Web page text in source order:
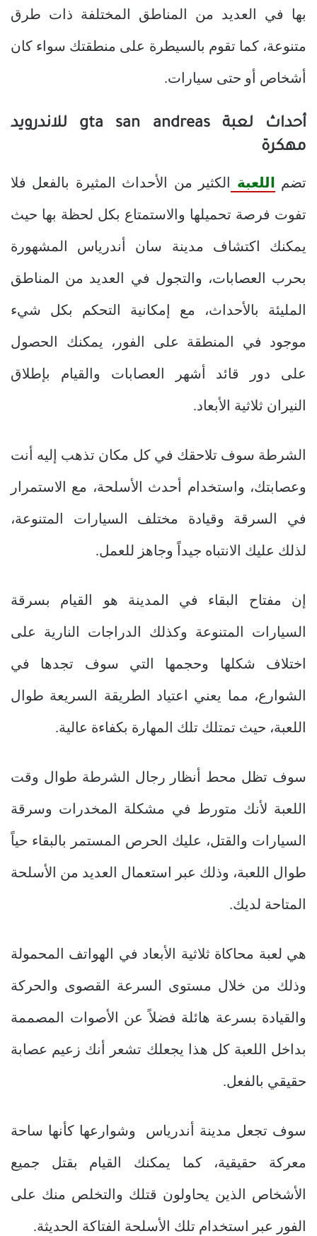
بها في العديد من المناطق المختلفة ذات طرق
متنوعة، كما تقوم بالسيطرة على منطقتك سواء كان
أشخاص أو حتى سيارات.
أحداث لعبة gta san andreas للاندرويد
مهكرة
تضم اللعبة الكثير من الأحداث المثيرة بالفعل فلا
تفوت فرصة تحميلها والاستمتاع بكل لحظة بها حيث
يمكنك اكتشاف مدينة سان أندرياس المشهورة
بحرب العصابات، والتجول في العديد من المناطق
المليئة بالأحداث، مع إمكانية التحكم بكل شيء
موجود في المنطقة على الفور، يمكنك الحصول
على دور قائد أشهر العصابات والقيام بإطلاق
النيران ثلاثية الأبعاد.
الشرطة سوف تلاحقك في كل مكان تذهب إليه أنت
وعصابتك، واستخدام أحدث الأسلحة، مع الاستمرار
في السرقة وقيادة مختلف السيارات المتنوعة،
لذلك عليك الانتباه جيداً وجاهز للعمل.
إن مفتاح البقاء في المدينة هو القيام بسرقة
السيارات المتنوعة وكذلك الدراجات النارية على
اختلاف شكلها وحجمها التي سوف تجدها في
الشوارع، مما يعني اعتياد الطريقة السريعة طوال
اللعبة، حيث تمتلك تلك المهارة بكفاءة عالية.
سوف تظل محط أنظار رجال الشرطة طوال وقت
اللعبة لأنك متورط في مشكلة المخدرات وسرقة
السيارات والقتل، عليك الحرص المستمر بالبقاء حياً
طوال اللعبة، وذلك عبر استعمال العديد من الأسلحة
المتاحة لديك.
هي لعبة محاكاة ثلاثية الأبعاد في الهواتف المحمولة
وذلك من خلال مستوى السرعة القصوى والحركة
والقيادة بسرعة هائلة فضلاً عن الأصوات المصممة
بداخل اللعبة كل هذا يجعلك تشعر أنك زعيم عصابة
حقيقي بالفعل.
سوف تجعل مدينة أندرياس وشوارعها كأنها ساحة
معركة حقيقية، كما يمكنك القيام بقتل جميع
الأشخاص الذين يحاولون قتلك والتخلص منك على
الفور عبر استخدام تلك الأسلحة الفتاكة الحديثة.